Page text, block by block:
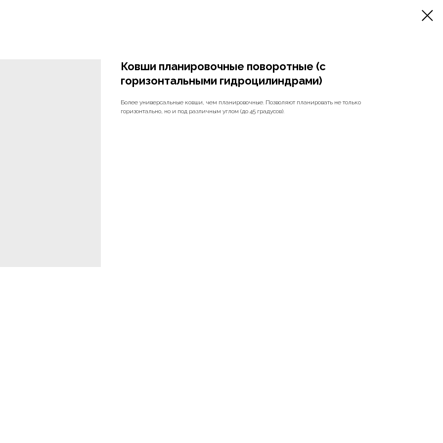
Ковши планировочные поворотные (с
горизонтальными гидроцилиндрами)
Более универсальные ковши, чем планировочные. Позволяют планировать не только
горизонтально, но и под различным углом (до 45 градусов).